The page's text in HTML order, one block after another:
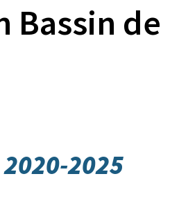
Bassin de
2025